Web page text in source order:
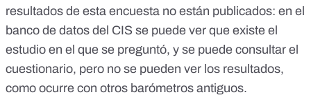
resultados de esta encuesta no están publicados: en el
banco de datos del CIS se puede ver que existe el
estudio en el que se preguntó, y se puede consultar el
cuestionario, pero no se pueden ver los resultados,
como ocurre con otros barómetros antiguos.